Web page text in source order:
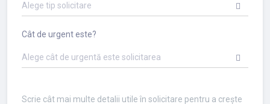
Alege tip solicitare
Cât de urgent este?
Alege cât de urgentă este solicitarea